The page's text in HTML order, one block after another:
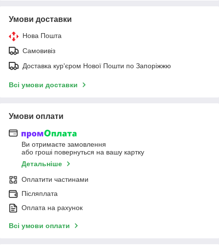
Умови доставки
Нова Пошта
Самовивіз
Доставка кур'єром Нової Пошти по Запоріжжю
Всі умови доставки
Умови оплати
Ви отримаєте замовлення
або гроші повернуться на вашу картку
Детальніше
Оплатити частинами
Післяплата
Оплата на рахунок
Всі умови оплати